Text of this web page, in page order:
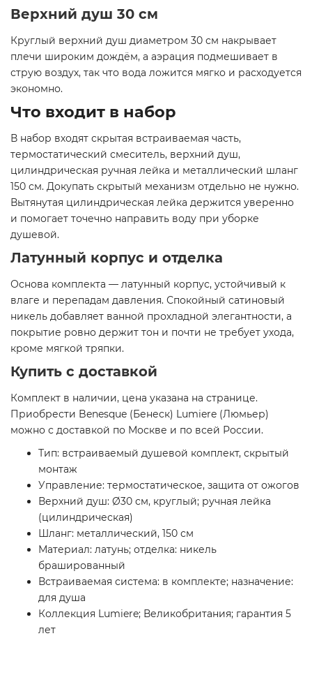
Верхний душ 30 см
Круглый верхний душ диаметром 30 см накрывает
плечи широким дождём, а аэрация подмешивает в
струю воздух, так что вода ложится мягко и расходуется
экономно.
Что входит в набор
В набор входят скрытая встраиваемая часть,
термостатический смеситель, верхний душ,
цилиндрическая ручная лейка и металлический шланг
150 см. Докупать скрытый механизм отдельно не нужно.
Вытянутая цилиндрическая лейка держится уверенно
и помогает точечно направить воду при уборке
душевой.
Латунный корпус и отделка
Основа комплекта — латунный корпус, устойчивый к
влаге и перепадам давления. Спокойный сатиновый
никель добавляет ванной прохладной элегантности, а
покрытие ровно держит тон и почти не требует ухода,
кроме мягкой тряпки.
Купить с доставкой
Комплект в наличии, цена указана на странице.
Приобрести Benesque (Бенеск) Lumiere (Люмьер)
можно с доставкой по Москве и по всей России.
Тип: встраиваемый душевой комплект, скрытый
монтаж
Управление: термостатическое, защита от ожогов
Верхний душ: Ø30 см, круглый; ручная лейка
(цилиндрическая)
Шланг: металлический, 150 см
Материал: латунь; отделка: никель
брашированный
Встраиваемая система: в комплекте; назначение:
для душа
Коллекция Lumiere; Великобритания; гарантия 5
лет